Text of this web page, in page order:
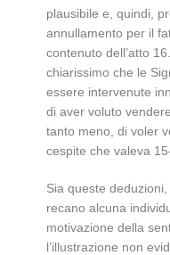
plausibile e, quindi,
annullamento per il
contenuto dell’atto
chiarissimo che le
essere intervenute
di aver voluto
tanto meno, di voler
cespite che valeva
Sia queste
recano alcuna
motivazione della
l’illustrazione non